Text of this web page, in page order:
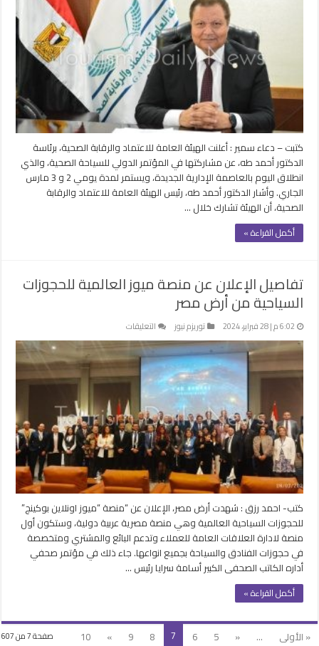
تعزيز
الثقة
والجودة
والاعتماد
في
تنشيط
صناعة
السياحة
العلاجية
بمصر
مغلقة
كتبت – دعاء سمير : أعلنت الهيئة العامة للاعتماد والرقابة الصحية، برئاسة
الدكتور أحمد طه، عن مشاركتها في المؤتمر الدولي للسياحة الصحية، والذي
انطلاق اليوم بالعاصمة الإدارية الجديدة، ويستمر لمدة يومي 2 و 3 مارس
الجاري. وأشار الدكتور أحمد طه، رئيس الهيئة العامة للاعتماد والرقابة
الصحية، أن الهيئة تشارك خلال …
أكمل القراءة »
تفاصيل الإعلان عن منصة ميوز العالمية للحجوزات
السياحية من أرض مصر
6:02 م | 28 فبراير، 2024 توريزم نيوز التعليقات
تفاصيل
الإعلان
عن
منصة
ميوز
العالمية
للحجوزات
السياحية
من
أرض
مصر
مغلقة
كتب- احمد رزق : شهدت أرض مصر، الإعلان عن “منصة “ميوز اونلاين بوكينج”
للحجوزات السياحية العالمية وهي منصة مصرية عربية دولية، وستكون أول
منصة لادارة العلاقات العامة للعملاء وتدعم البائع والمشتري ومتخصصة
في حجوزات الفنادق والسياحة بجميع انواعها. جاء ذلك في مؤتمر صحفي
أداره الكاتب الصحفى الكبير أسامة سرايا رئيس …
أكمل القراءة »
صفحة 7 من 607 « الأولى ...
«
5
6
7
8
9
»
10